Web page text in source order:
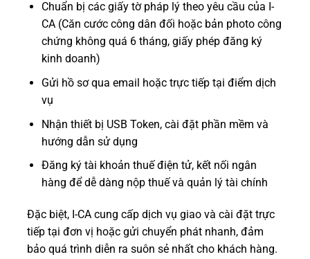
Chuẩn bị các giấy tờ pháp lý theo yêu cầu của I-
CA (Căn cước công dân đối hoặc bản photo công
chứng không quá 6 tháng, giấy phép đăng ký
kinh doanh)
Gửi hồ sơ qua email hoặc trực tiếp tại điểm dịch
vụ
Nhận thiết bị USB Token, cài đặt phần mềm và
hướng dẫn sử dụng
Đăng ký tài khoản thuế điện tử, kết nối ngân
hàng để dễ dàng nộp thuế và quản lý tài chính
Đặc biệt, I-CA cung cấp dịch vụ giao và cài đặt trực
tiếp tại đơn vị hoặc gửi chuyển phát nhanh, đảm
bảo quá trình diễn ra suôn sẻ nhất cho khách hàng.